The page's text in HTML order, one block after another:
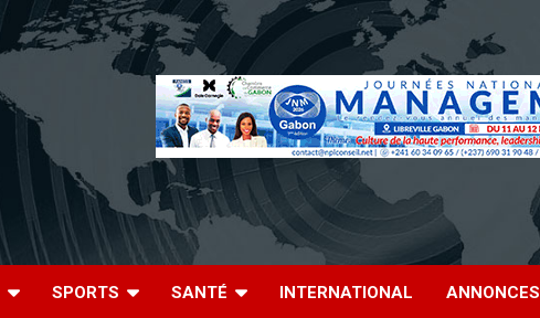
SPORTS SANTÉ INTERNATIONAL ANNONCES